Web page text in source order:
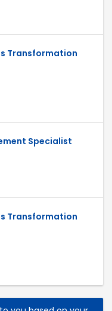
Transformation
Specialist
Transformation